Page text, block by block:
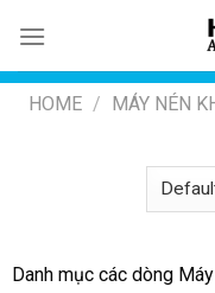
content
HOME / MÁY NÉN
Danh mục các dòng